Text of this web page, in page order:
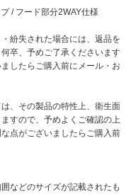
/ フード部分2WAY仕様
紛失された場合には、返品を
卒、予めご了承くださいます
したらご購入前にメール・お
、その製品の特性上、衛生面
すので、予めよくご確認の上
点がございましたらご購入前
などのサイズが記載されたも